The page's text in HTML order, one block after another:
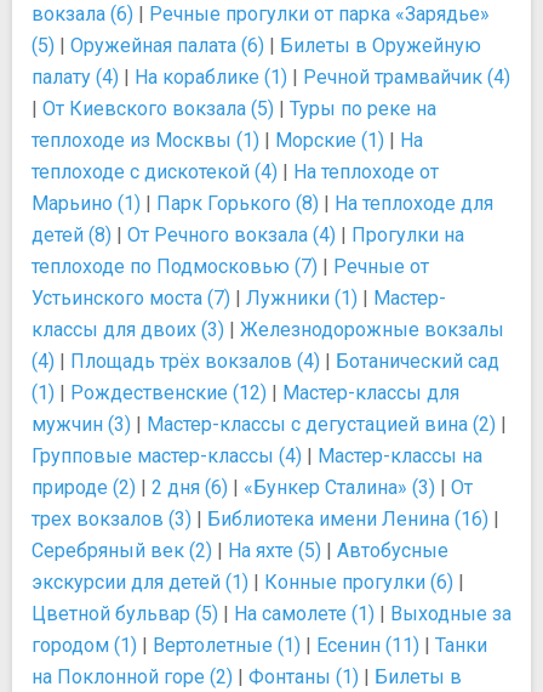
вокзала (6) | Речные прогулки от парка «Зарядье»
(5) | Оружейная палата (6) | Билеты в Оружейную
палату (4) | На кораблике (1) | Речной трамвайчик (4)
| От Киевского вокзала (5) | Туры по реке на
теплоходе из Москвы (1) | Морские (1) | На
теплоходе с дискотекой (4) | На теплоходе от
Марьино (1) | Парк Горького (8) | На теплоходе для
детей (8) | От Речного вокзала (4) | Прогулки на
теплоходе по Подмосковью (7) | Речные от
Устьинского моста (7) | Лужники (1) | Мастер-
классы для двоих (3) | Железнодорожные вокзалы
(4) | Площадь трёх вокзалов (4) | Ботанический сад
(1) | Рождественские (12) | Мастер-классы для
мужчин (3) | Мастер-классы с дегустацией вина (2) |
Групповые мастер-классы (4) | Мастер-классы на
природе (2) | 2 дня (6) | «Бункер Сталина» (3) | От
трех вокзалов (3) | Библиотека имени Ленина (16) |
Серебряный век (2) | На яхте (5) | Автобусные
экскурсии для детей (1) | Конные прогулки (6) |
Цветной бульвар (5) | На самолете (1) | Выходные за
городом (1) | Вертолетные (1) | Есенин (11) | Танки
на Поклонной горе (2) | Фонтаны (1) | Билеты в